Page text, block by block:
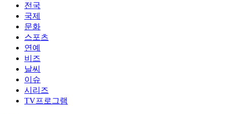
전국
국제
문화
스포츠
연예
비즈
날씨
이슈
시리즈
TV프로그램